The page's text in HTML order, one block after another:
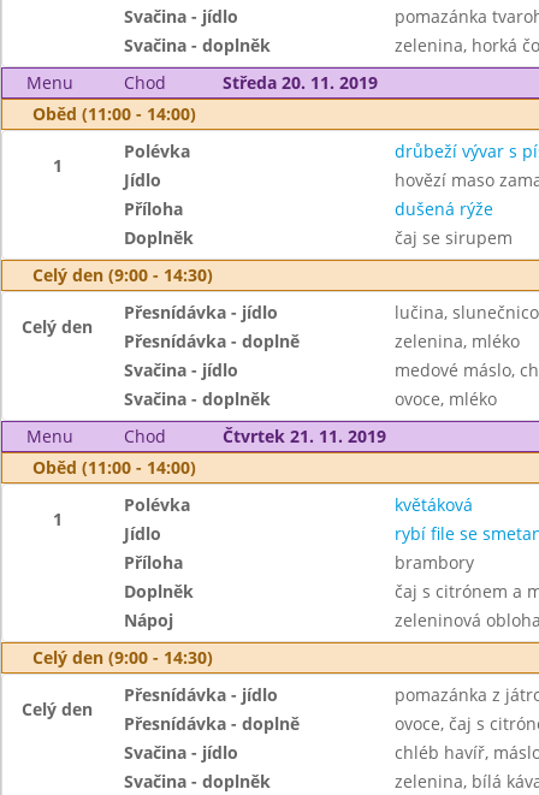
Svačina - jídlo
pomazánka
Svačina - doplněk
zelenina, horká
Menu
Chod
Středa 20. 11. 2019
Oběd (11:00 - 14:00)
1
Polévka
drůbeží vývar s
Jídlo
hovězí maso
Příloha
dušená rýže
Doplněk
čaj se sirupem
Celý den (9:00 - 14:30)
Celý den
Přesnídávka - jídlo
lučina,
Přesnídávka - doplně
zelenina, mléko
Svačina - jídlo
medové máslo,
Svačina - doplněk
ovoce, mléko
Menu
Chod
Čtvrtek 21. 11. 2019
Oběd (11:00 - 14:00)
1
Polévka
květáková
Jídlo
rybí file se
Příloha
brambory
Doplněk
čaj s citrónem a
Nápoj
zeleninová
Celý den (9:00 - 14:30)
Celý den
Přesnídávka - jídlo
pomazánka z
Přesnídávka - doplně
ovoce, čaj s
Svačina - jídlo
chléb havíř,
Svačina - doplněk
zelenina, bílá